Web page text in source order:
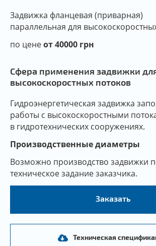
Задвижка фланцевая (приварная)
параллельная для
по ценеот 40000 грн
Сфера применения задвижки
высокоскоростных потоков
Гидроэнергетическая задвижка
работы с высокоскоростными
в гидротехнических сооружениях.
Производственные диаметры
Возможно производство задвижки
техническое задание заказчика.
Заказать
Техническая